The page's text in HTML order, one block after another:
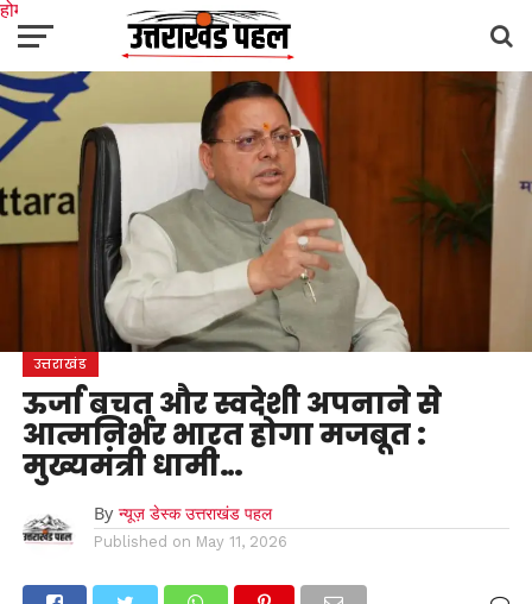
होम
उत्तराखंडअल्मोड़ा उधम सिंह नगरचंपावत
टिहरी गढ़वाल
देहरादूननैनीताल पौड़ी गढ़वालबागेश्वर देशदुनिया
मनोरंजन
उत्तराखंड
ऊर्जा बचत और स्वदेशी अपनाने से
आत्मनिर्भर भारत होगा मजबूत :
मुख्यमंत्री धामी…
By न्यूज़ डेस्क उत्तराखंड पहल
Published on May 11, 2026